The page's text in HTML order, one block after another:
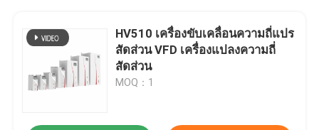
HV510 เครื่องขับเคลื่อนความถี่แปร
สัดส่วน VFD เครื่องแปลงความถี่
สัดส่วน
MOQ：1